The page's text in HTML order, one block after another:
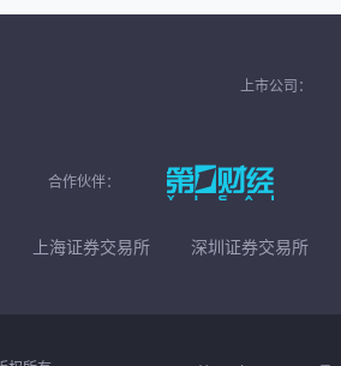
上市公司：
合作伙伴：
上海证券交易所 深圳证券交易所